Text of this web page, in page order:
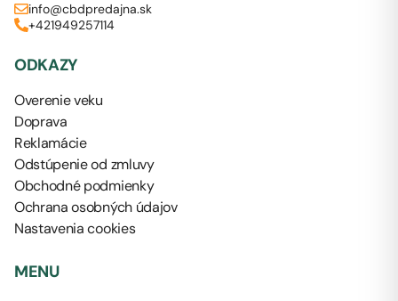
info@cbdpredajna.sk
+421949257114
ODKAZY
Overenie veku
Doprava
Reklamácie
Odstúpenie od zmluvy
Obchodné podmienky
Ochrana osobných údajov
Nastavenia cookies
MENU